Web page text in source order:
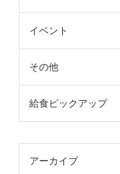
イベント
その他
給食ピックアップ
アーカイブ